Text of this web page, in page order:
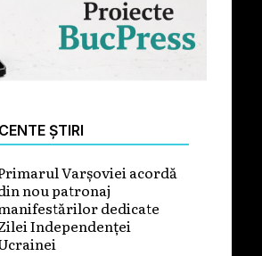
ȘTIRI
Varșoviei acordă
nou patronaj
dedicate
Independenței